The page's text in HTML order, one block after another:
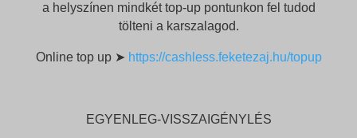
a helyszínen mindkét top-up pontunkon fel tudod
tölteni a karszalagod.
Online top up ➤ https://cashless.feketezaj.hu/topup
EGYENLEG-VISSZAIGÉNYLÉS